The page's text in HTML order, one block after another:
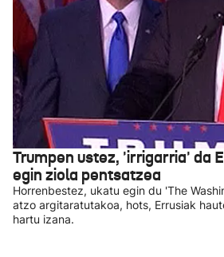
Trumpen ustez, 'irrigarria' da
egin ziola pentsatzea
Horrenbestez, ukatu egin du 'The
atzo argitaratutakoa, hots, Errusiak
hartu izana.